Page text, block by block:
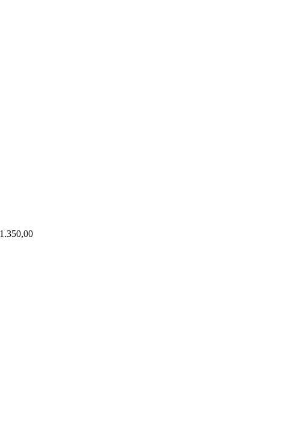
1.350,00